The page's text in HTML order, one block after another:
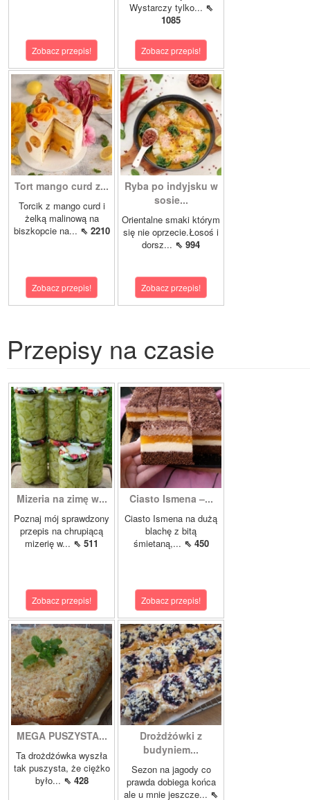
Zobacz przepis!
Wystarczy tylko... ⇖
1085
Zobacz przepis!
Tort mango curd z...
Torcik z mango curd i
żelką malinową na
biszkopcie na... ⇖ 2210
Zobacz przepis!
Ryba po indyjsku w
sosie...
Orientalne smaki którym
się nie oprzecie.Łosoś i
dorsz... ⇖ 994
Zobacz przepis!
Przepisy na czasie
Mizeria na zimę w...
Poznaj mój sprawdzony
przepis na chrupiącą
mizerię w... ⇖ 511
Zobacz przepis!
Ciasto Ismena –...
Ciasto Ismena na dużą
blachę z bitą
śmietaną,... ⇖ 450
Zobacz przepis!
MEGA PUSZYSTA...
Ta drożdżówka wyszła
tak puszysta, że ciężko
było... ⇖ 428
Drożdżówki z
budyniem...
Sezon na jagody co
prawda dobiega końca
ale u mnie jeszcze... ⇖